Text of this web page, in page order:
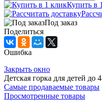
Купить в
Под заказ
Поделиться
Ошибка
Закрыть окно
Детская горка для детей до
Самые продаваемые товары
Просмотренные товары